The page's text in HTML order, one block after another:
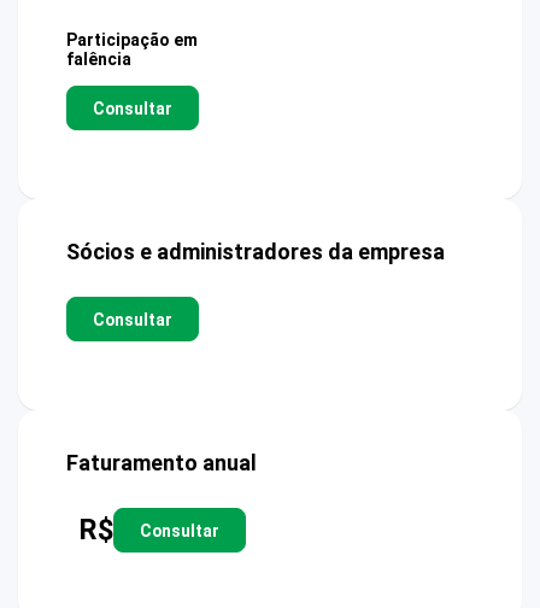
Participação em
falência
Consultar
Sócios e administradores da empresa
Consultar
Faturamento anual
R$ Consultar